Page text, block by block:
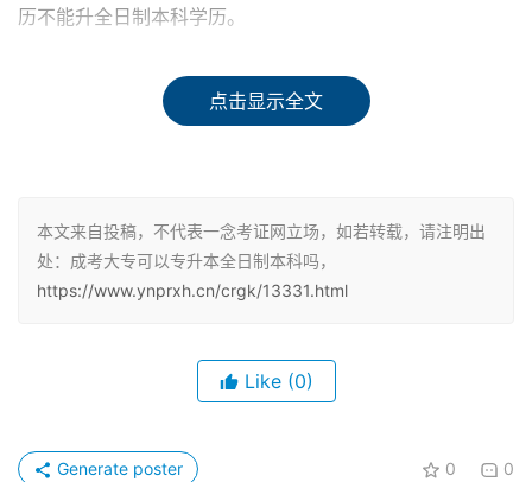
历不能升全日制本科学历。
全日制本科的获得方式
获得全日制本科的方式主要有两种，一种是参加普通高考，
业学生通过专升本报读全日制本科。
成考大专不能考全日制本科
制只有高考或者高考大专专升本。成考大专学历可以通过成
成人专科学历可以报考专插本
点击显示全文
本文来自投稿，不代表一念考证网立场，如若转载，请注明出
处：成考大专可以专升本全日制本科吗，
https://www.ynprxh.cn/crgk/13331.html
Like (0)
0 0
Generate poster